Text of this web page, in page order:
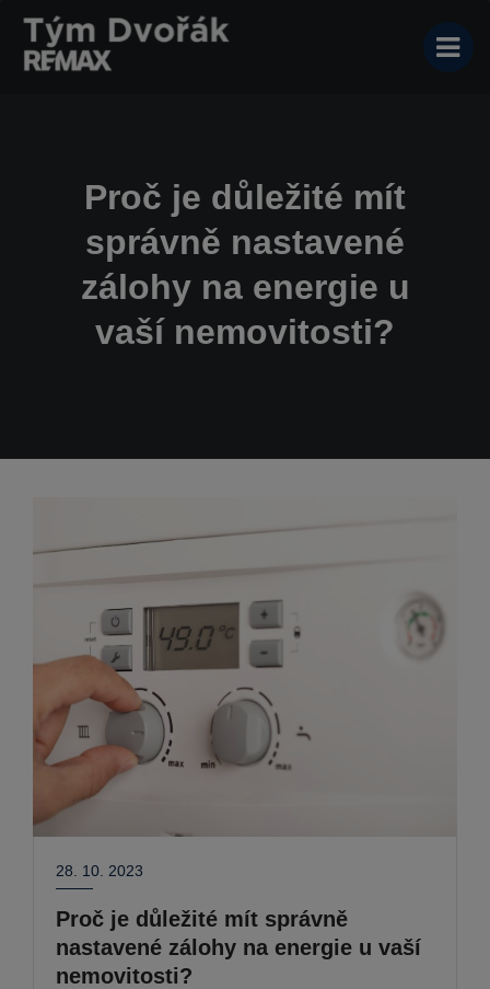
Proč je důležité mít
správně nastavené
zálohy na energie u
vaší nemovitosti?
28. 10. 2023
Proč je důležité mít správně
nastavené zálohy na energie u vaší
nemovitosti?